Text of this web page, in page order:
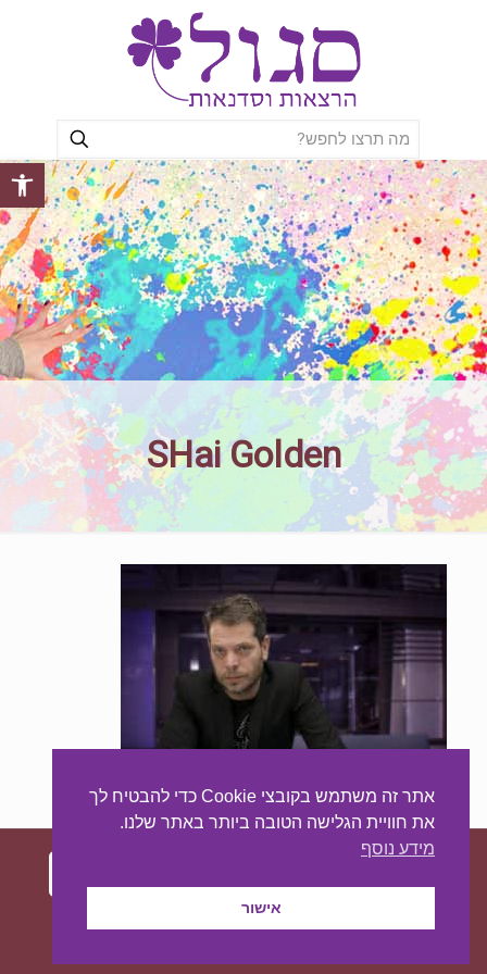
פתח
SHai Golden
עיצוב ובניית האתר:מאסטר סייט - יצירת נוכחות
באינטרנט
אתר זה משתמש בקובצי Cookie כדי להבטיח לך
את חוויית הגלישה הטובה ביותר באתר שלנו.
מידע נוסף
אישור